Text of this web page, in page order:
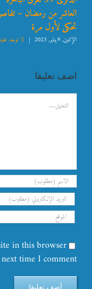
العاشر من رمضان –
تحكى لأول مرة
الإثنين, 9يناير, 2023 | لا توجد
اضف تعليقا
تعليق
in this browser
time I comment.